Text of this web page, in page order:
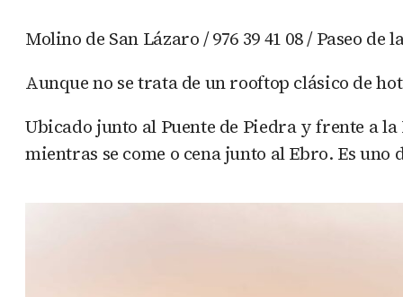
Molino de San Lázaro / 976 39 41 08 / Paseo de
Aunque no se trata de un rooftop clásico de
Ubicado junto al Puente de Piedra y frente a
mientras se come o cena junto al Ebro. Es